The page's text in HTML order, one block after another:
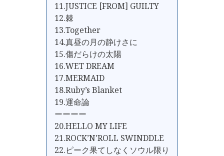
11.JUSTICE [FROM] GUILTY
12.棘
13.Together
14.真昼の月の静けさに
15.傷だらけの太陽
16.WET DREAM
17.MERMAID
18.Ruby’s Blanket
19.運命論
ーーーー
20.HELLO MY LIFE
21.ROCK’N'ROLL SWINDDLE
22.ピーク果てしなくソウル限り